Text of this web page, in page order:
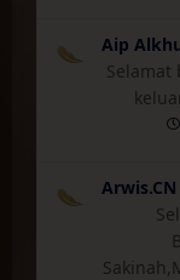
Aip
Selamat
Arwis.CN